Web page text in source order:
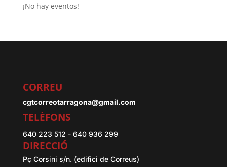
¡No hay eventos!
CORREU
cgtcorreotarragona@gmail.com
TELÈFONS
640 223 512 - 640 936 299
DIRECCIÓ
Pç Corsini s/n. (edifici de Correus)